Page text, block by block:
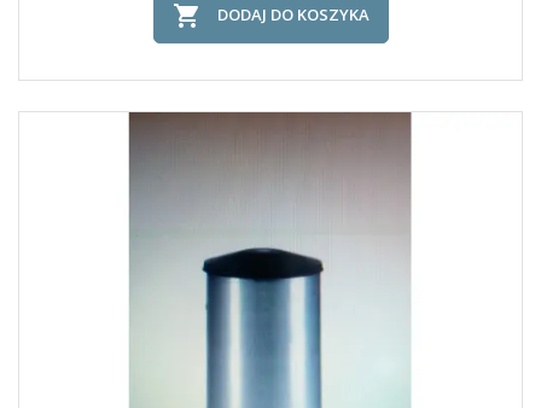
 DODAJ DO KOSZYKA